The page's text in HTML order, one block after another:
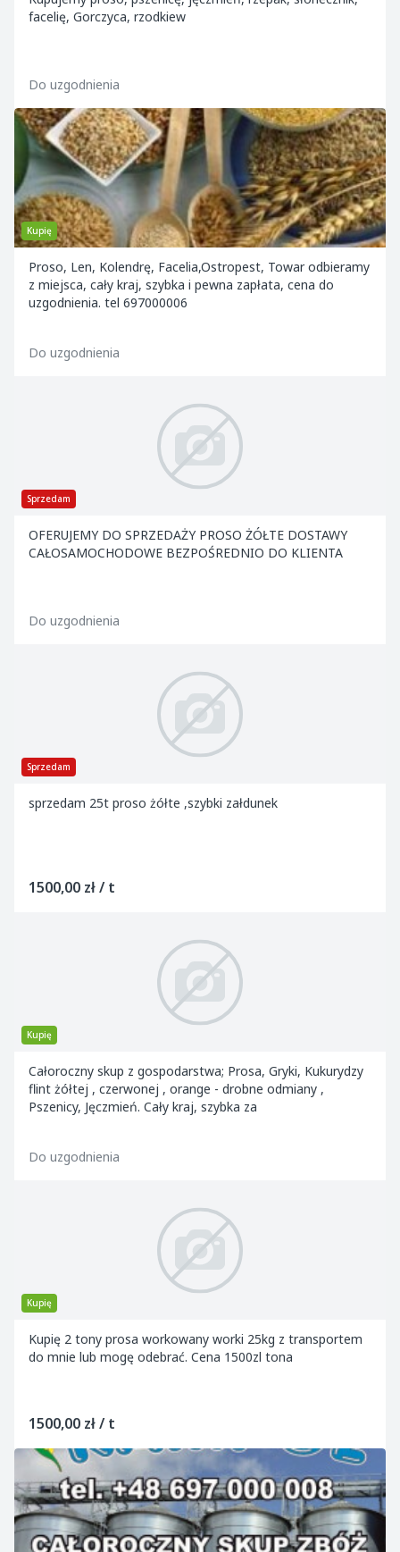
facelię, Gorczyca, rzodkiew
Do uzgodnienia
Kupię
Proso, Len, Kolendrę, Facelia,Ostropest, Towar odbieramy
z miejsca, cały kraj, szybka i pewna zapłata, cena do
uzgodnienia. tel 697000006
Do uzgodnienia
Sprzedam
OFERUJEMY DO SPRZEDAŻY PROSO ŻÓŁTE DOSTAWY
CAŁOSAMOCHODOWE BEZPOŚREDNIO DO KLIENTA
Do uzgodnienia
Sprzedam
sprzedam 25t proso żółte ,szybki załdunek
1500,00 zł / t
Kupię
Całoroczny skup z gospodarstwa; Prosa, Gryki, Kukurydzy
flint żółtej , czerwonej , orange - drobne odmiany ,
Pszenicy, Jęczmień. Cały kraj, szybka za
Do uzgodnienia
Kupię
Kupię 2 tony prosa workowany worki 25kg z transportem
do mnie lub mogę odebrać. Cena 1500zl tona
1500,00 zł / t